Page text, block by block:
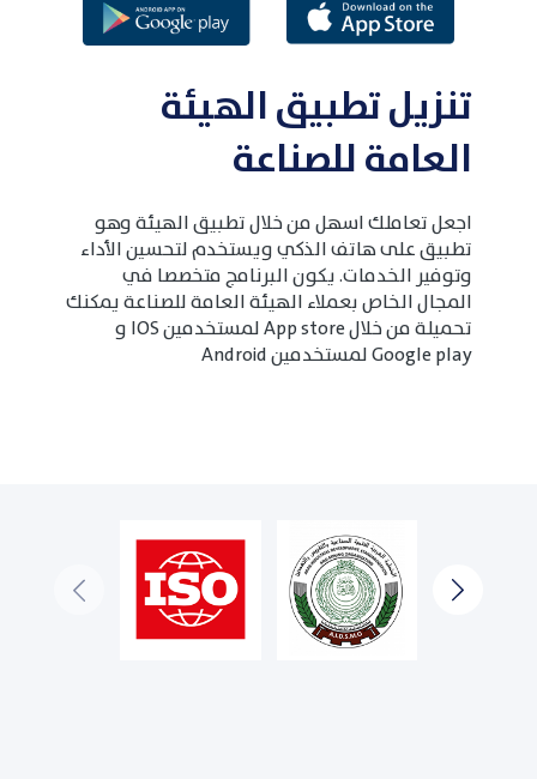
تنزيل تطبيق الهيئة
العامة للصناعة
اجعل تعاملك اسهل من خلال تطبيق الهيئة وهو
تطبيق على هاتف الذكي ويستخدم لتحسين الأداء
وتوفير الخدمات. يكون البرنامج متخصصا في
المجال الخاص بعملاء الهيئة العامة للصناعة يمكنك
تحميلة من خلال App store لمستخدمين IOS و
Google play لمستخدمين Android